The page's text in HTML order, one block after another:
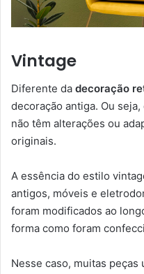
Vintage
Diferente da decoração
decoração antiga. Ou
não têm alterações ou
originais.
A essência do estilo
antigos, móveis e
foram modificados ao
forma como foram
Nesse caso, muitas peças